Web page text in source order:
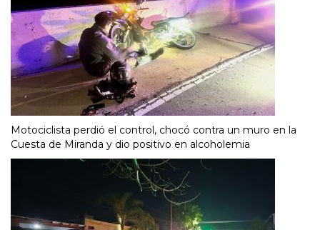
Motociclista perdió el control, chocó contra un muro en la
Cuesta de Miranda y dio positivo en alcoholemia